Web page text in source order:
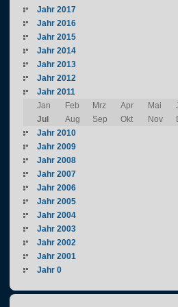
Jahr 2017
Jahr 2016
Jahr 2015
Jahr 2014
Jahr 2013
Jahr 2012
Jahr 2011
Jan
Feb Mrz Apr Mai
Jul
Aug Sep Okt Nov
Jahr 2010
Jahr 2009
Jahr 2008
Jahr 2007
Jahr 2006
Jahr 2005
Jahr 2004
Jahr 2003
Jahr 2002
Jahr 2001
Jahr 0